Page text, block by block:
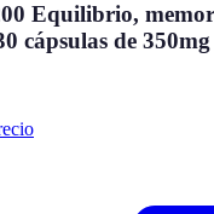
Equilibrio,
cápsulas de